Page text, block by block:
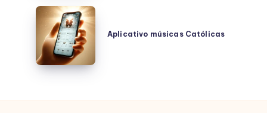
Reality
Show
Mais
Famoso
do
Saiba
Onde
Assistir
Aplicativo
músicas
Católicas
Aplicativo músicas Católicas